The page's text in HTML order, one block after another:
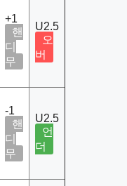
+1
핸
디
무
U2.5
오
버
-1
핸
디
무
U2.5
언
더